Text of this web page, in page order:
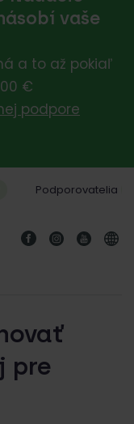
vaše
a to až pokiaľ
€
podpore
Podporovatelia
pre